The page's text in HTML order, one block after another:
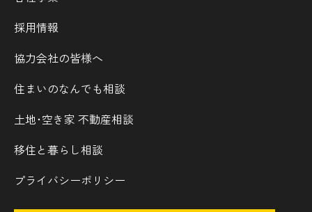
採用情報
協力会社の皆様へ
住まいのなんでも相談
土地･空き家 不動産相談
移住と暮らし相談
プライバシーポリシー